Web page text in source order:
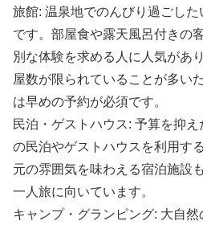
旅館: 温泉地でのんびり過ごし
です。部屋食や露天風呂付きの
別な体験を求める人に人気があ
屋数が限られていることが多い
は早めの予約が必須です。
民泊・ゲストハウス: 予算を抑
の民泊やゲストハウスを利用す
元の雰囲気を味わえる宿泊施設
一人旅に向いています。
キャンプ・グランピング: 大自